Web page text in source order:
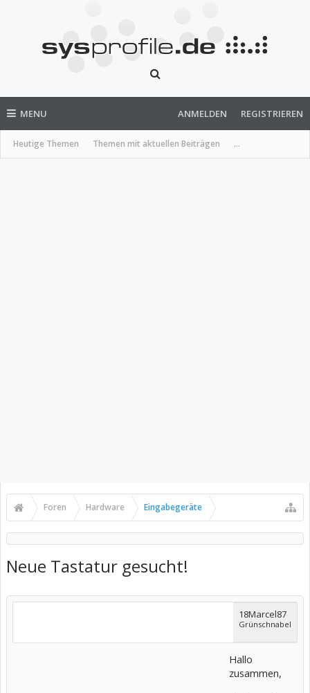
MENU
Heutige Themen Themen mit aktuellen Beiträgen ...
ANMELDEN REGISTRIEREN
Foren Hardware Eingabegeräte
Neue Tastatur gesucht!
18Marcel87
Grünschnabel
Hallo
zusammen,